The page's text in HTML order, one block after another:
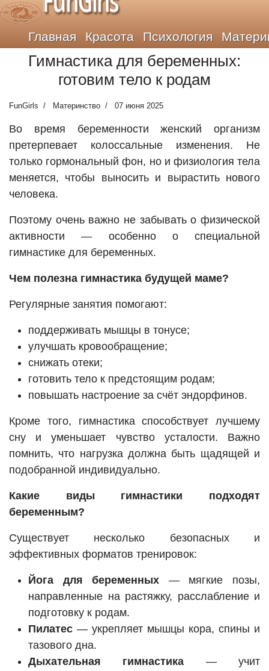
Главная Красота Психология
Гимнастика для беременных:
готовим тело к родам
FunGirls Материнство 07 июня 2025
Во время беременности женский организм
претерпевает колоссальные изменения. Не
только гормональный фон, но и физиология тела
меняется, чтобы выносить и вырастить нового
человека.
Поэтому очень важно не забывать о физической
активности — особенно о специальной
гимнастике для беременных.
Чем полезна гимнастика будущей маме?
Регулярные занятия помогают:
поддерживать мышцы в тонусе;
улучшать кровообращение;
снижать отеки;
готовить тело к предстоящим родам;
повышать настроение за счёт эндорфинов.
Кроме того, гимнастика способствует лучшему
сну и уменьшает чувство усталости. Важно
помнить, что нагрузка должна быть щадящей и
подобранной индивидуально.
Какие виды гимнастики подходят
беременным?
Существует несколько безопасных и
эффективных форматов тренировок:
Йога для беременных — мягкие позы,
направленные на растяжку, расслабление и
подготовку к родам.
Пилатес — укрепляет мышцы кора, спины и
тазового дна.
Дыхательная гимнастика — учит